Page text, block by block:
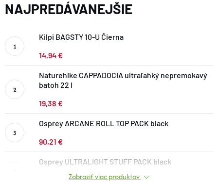
KARIMATKY
BATOHY a TAŠKY
DOPLNKY
VYBAVENIE
TOPÁNKY a PONOŽKY
NAJPREDÁVANEJŠIE
Kilpi BAGSTY 10-U Čierna
14,94 €
Naturehike CAPPADOCIA ultraľahký nepremokavý
batoh 22 l
19,38 €
Osprey ARCANE ROLL TOP PACK black
90,21 €
Osprey ULTRALIGHT STUFF PACK black
Zobraziť viac produktov